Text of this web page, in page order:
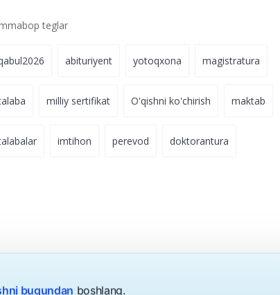
teglar
abituriyent yotoqxona magistratura
milliy sertifikat O'qishni ko'chirish maktab
imtihon perevod doktorantura
bugundan boshlang.